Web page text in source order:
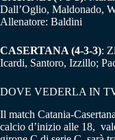
Dall’Oglio, Maldonado,
Allenatore: Baldini
CASERTANA (4-3-3):
Icardi, Santoro, Izzillo;
DOVE VEDERLA IN
Il match Catania-
calcio d’inizio alle 18,